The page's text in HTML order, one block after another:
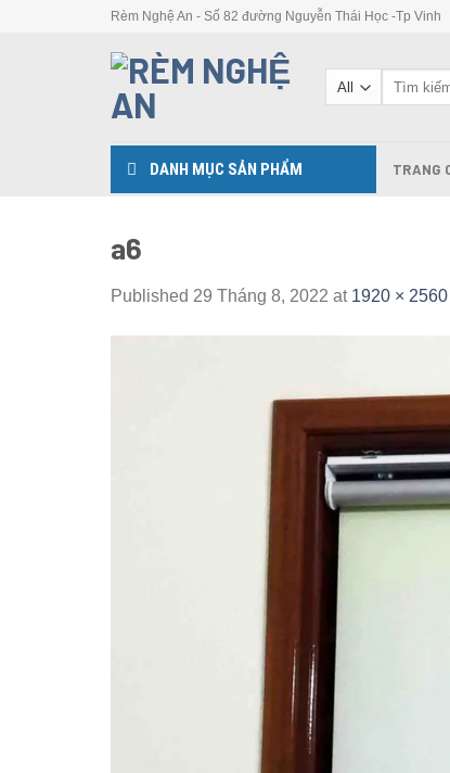
Rèm Nghệ An - Số 82 đường Nguyễn Thái Học -Tp Vinh
DANH MỤC SẢN PHẨM TRANG
a6
Published 29 Tháng 8, 2022 at 1920 × 2560